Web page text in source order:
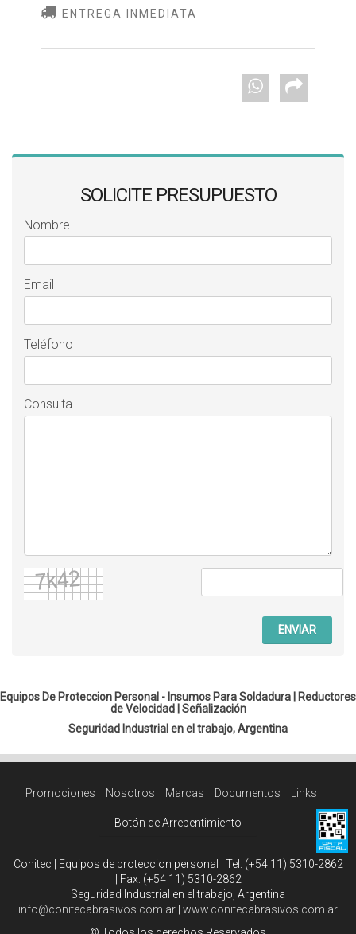
ENTREGA INMEDIATA
SOLICITE PRESUPUESTO
Nombre
Email
Teléfono
Consulta
ENVIAR
Equipos De Proteccion Personal - Insumos Para Soldadura |
Reductores
de Velocidad| Señalización
Seguridad Industrial en el trabajo, Argentina
Promociones Nosotros Marcas Documentos Links
Botón de Arrepentimiento
Conitec | Equipos de proteccion personal | Tel: (+54 11) 5310-2862
| Fax: (+54 11) 5310-2862
Seguridad Industrial en el trabajo, Argentina
info@conitecabrasivos.com.ar www.conitecabrasivos.com.ar